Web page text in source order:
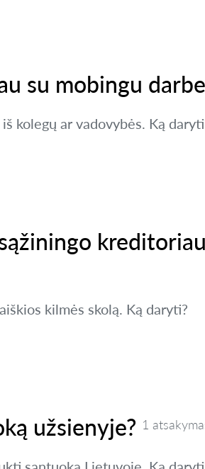
su mobingu
kolegų ar vadovybės. Ką
kilmės skolą. Ką daryti?
užsienyje? 1